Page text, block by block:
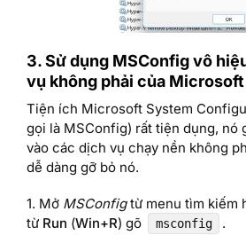
3. Sử dụng MSConfig vô
vụ không phải của Microsoft
Tiện ích Microsoft System
gọi là MSConfig) rất tiện dụng, nó
vào các dịch vụ chạy nền không
dễ dàng gỡ bỏ nó.
1. Mở MSConfigtừ menu tìm kiếm
từ Run (Win+R) gõ msconfig .